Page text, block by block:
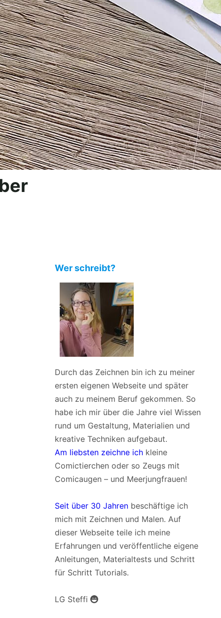
Wer schreibt?
Durch das Zeichnen bin ich zu meiner
ersten eigenen Webseite und später
auch zu meinem Beruf gekommen. So
habe ich mir über die Jahre viel Wissen
rund um Gestaltung, Materialien und
kreative Techniken aufgebaut.
Am liebsten zeichne ichkleine
Comictierchen oder so Zeugs mit
Comicaugen – und Meerjungfrauen!
Seit über 30 Jahrenbeschäftige ich
mich mit Zeichnen und Malen. Auf
dieser Webseite teile ich meine
Erfahrungen und veröffentliche eigene
Anleitungen, Materialtests und Schritt
für Schritt Tutorials.
LG Steffi